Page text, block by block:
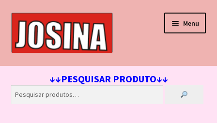
Pular
para
navegação
Pular
para
conteúdo
Menu
Início
Carrinho
↓↓PESQUISAR PRODUTO↓↓